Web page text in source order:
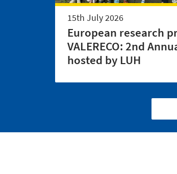
15th July 2026
European research
VALERECO: 2nd
hosted by LUH